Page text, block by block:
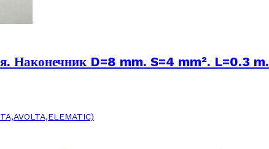
Наконечник D=8 mm. S=4 mm². L=0.3 m.